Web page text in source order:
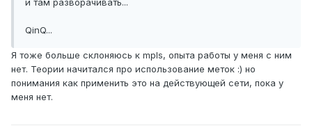
и там разворачивать...
QinQ...
Я тоже больше склоняюсь к mpls, опыта работы у меня с ним
нет. Теории начитался про использование меток :) но
понимания как применить это на действующей сети, пока у
меня нет.